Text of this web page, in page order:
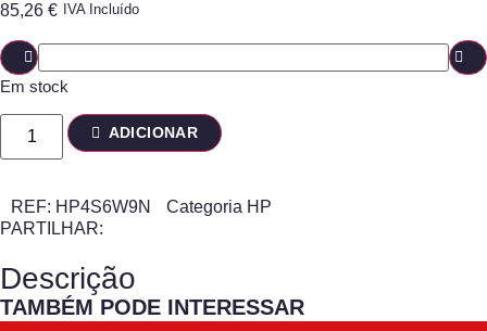
85,26 € IVA Incluído
Em stock
ADICIONAR
REF: HP4S6W9N Categoria HP
PARTILHAR:
Descrição
TAMBÉM PODE INTERESSAR